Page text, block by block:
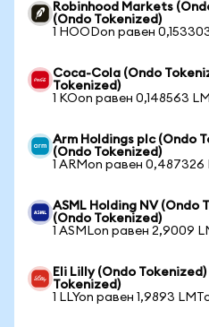
Robinhood Markets
(Ondo Tokenized)
1 HOODon равен
Coca-Cola (Ondo
Tokenized)
1 KOon равен 0,148563
Arm Holdings plc (Ondo
(Ondo Tokenized)
1 ARMon равен 0,487326
ASML Holding NV (Ondo
(Ondo Tokenized)
1 ASMLon равен 2,9009
Eli Lilly (Ondo
Tokenized)
1 LLYon равен 1,9893